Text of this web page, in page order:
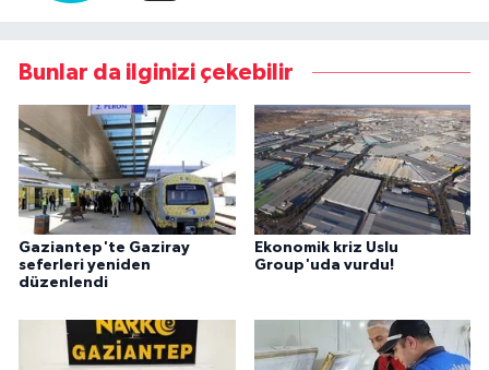
Bunlar da ilginizi çekebilir
Gaziantep'te Gaziray
seferleri yeniden
düzenlendi
Ekonomik kriz Uslu
Group'uda vurdu!